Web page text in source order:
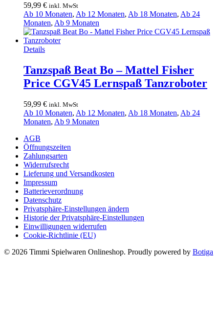
59,99 € inkl. MwSt
Ab 10 Monaten, Ab 12 Monaten, Ab 18 Monaten, Ab 24
Monaten, Ab 9 Monaten
Details
Tanzspaß Beat Bo – Mattel Fisher
Price CGV45 Lernspaß Tanzroboter
59,99 € inkl. MwSt
Ab 10 Monaten, Ab 12 Monaten, Ab 18 Monaten, Ab 24
Monaten, Ab 9 Monaten
AGB
Öffnungszeiten
Zahlungsarten
Widerrufsrecht
Lieferung und Versandkosten
Impressum
Batterieverordnung
Datenschutz
Privatsphäre-Einstellungen ändern
Historie der Privatsphäre-Einstellungen
Einwilligungen widerrufen
Cookie-Richtlinie (EU)
© 2026 Timmi Spielwaren Onlineshop. Proudly powered by Botiga